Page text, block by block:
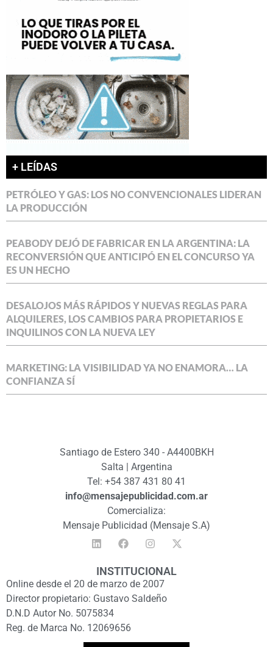
+ LEÍDAS
PETRÓLEO Y GAS: LOS NO CONVENCIONALES LIDERAN
LA PRODUCCIÓN
PEABODY DEJÓ DE FABRICAR EN LA ARGENTINA: LA
RECONVERSIÓN QUE ANTICIPÓ EN EL CONCURSO YA
ES UN HECHO
DESALOJOS MÁS RÁPIDOS Y NUEVAS REGLAS PARA
ALQUILERES, LOS CAMBIOS PARA PROPIETARIOS E
INQUILINOS CON LA NUEVA LEY
MARKETING: LA VISIBILIDAD YA NO ENAMORA… LA
CONFIANZA SÍ
Santiago de Estero 340 - A4400BKH
Salta | Argentina
Tel: +54 387 431 80 41
info@mensajepublicidad.com.ar
Comercializa:
Mensaje Publicidad (Mensaje S.A)
INSTITUCIONAL
Online desde el 20 de marzo de 2007
Director propietario: Gustavo Saldeño
D.N.D Autor No. 5075834
Reg. de Marca No. 12069656